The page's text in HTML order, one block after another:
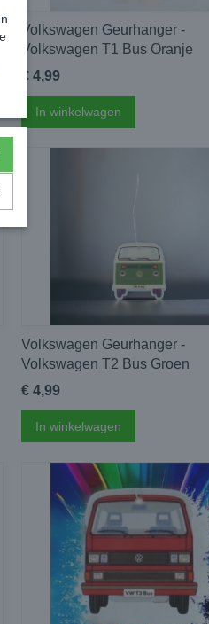
Volkswagen Geurhanger -
Volkswagen T1 Bus Oranje
€ 4,99
In winkelwagen
Volkswagen Geurhanger -
Volkswagen T2 Bus Groen
€ 4,99
In winkelwagen